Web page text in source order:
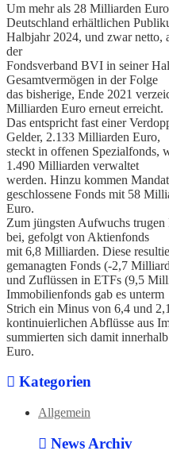
Um mehr als 28 Milliarden
Deutschland erhältlichen
Halbjahr 2024, und zwar netto,
der
Fondsverband BVI in seiner
Gesamtvermögen in der Folge
das bisherige, Ende 2021
Milliarden Euro erneut erreicht.
Das entspricht fast einer
Gelder, 2.133 Milliarden Euro,
steckt in offenen Spezialfonds,
1.490 Milliarden verwaltet
werden. Hinzu kommen
geschlossene Fonds mit 58
Euro.
Zum jüngsten Aufwuchs
bei, gefolgt von Aktienfonds
mit 6,8 Milliarden. Diese
gemanagten Fonds (-2,7
und Zuflüssen in ETFs (9,5
Immobilienfonds gab es unterm
Strich ein Minus von 6,4 und
kontinuierlichen Abflüsse aus
summierten sich damit
Euro.
Kategorien
Allgemein
News Archiv